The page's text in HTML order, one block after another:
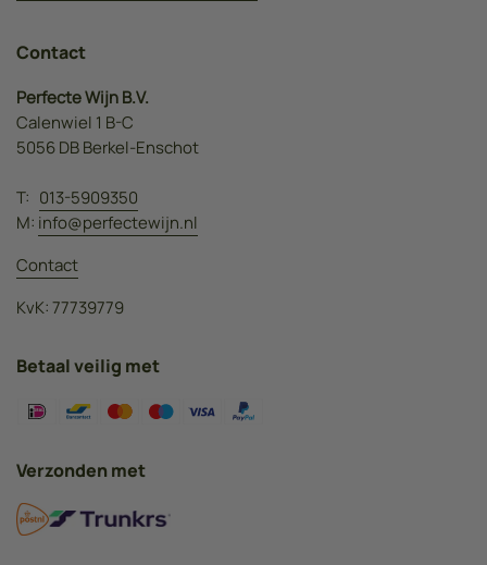
Contact
Perfecte Wijn B.V.
Calenwiel 1 B-C
5056 DB Berkel-Enschot
T: 013-5909350
M: info@perfectewijn.nl
Contact
KvK: 77739779
Betaal veilig met
Verzonden met